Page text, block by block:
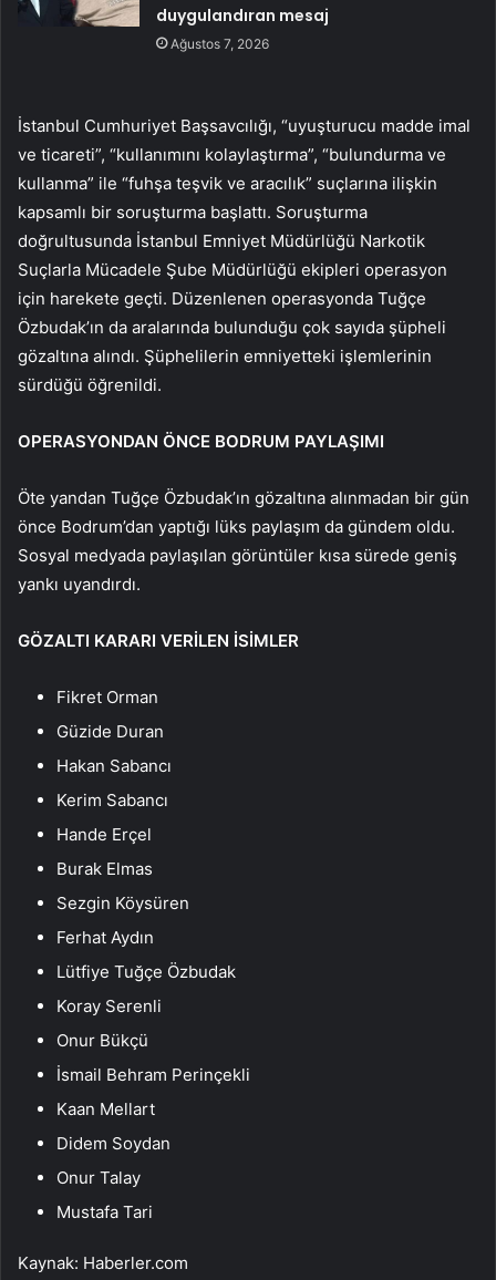
duygulandıran mesaj
Ağustos 7, 2026
İstanbul Cumhuriyet Başsavcılığı, “uyuşturucu madde imal
ve ticareti”, “kullanımını kolaylaştırma”, “bulundurma ve
kullanma” ile “fuhşa teşvik ve aracılık” suçlarına ilişkin
kapsamlı bir soruşturma başlattı. Soruşturma
doğrultusunda İstanbul Emniyet Müdürlüğü Narkotik
Suçlarla Mücadele Şube Müdürlüğü ekipleri operasyon
için harekete geçti. Düzenlenen operasyonda Tuğçe
Özbudak’ın da aralarında bulunduğu çok sayıda şüpheli
gözaltına alındı. Şüphelilerin emniyetteki işlemlerinin
sürdüğü öğrenildi.
OPERASYONDAN ÖNCE BODRUM PAYLAŞIMI
Öte yandan Tuğçe Özbudak’ın gözaltına alınmadan bir gün
önce Bodrum’dan yaptığı lüks paylaşım da gündem oldu.
Sosyal medyada paylaşılan görüntüler kısa sürede geniş
yankı uyandırdı.
GÖZALTI KARARI VERİLEN İSİMLER
Fikret Orman
Güzide Duran
Hakan Sabancı
Kerim Sabancı
Hande Erçel
Burak Elmas
Sezgin Köysüren
Ferhat Aydın
Lütfiye Tuğçe Özbudak
Koray Serenli
Onur Bükçü
İsmail Behram Perinçekli
Kaan Mellart
Didem Soydan
Onur Talay
Mustafa Tari
Kaynak: Haberler.com